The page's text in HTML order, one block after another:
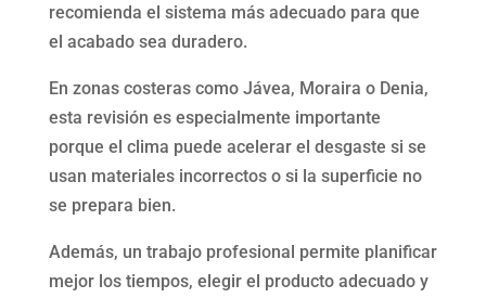
recomienda el sistema más adecuado para que
el acabado sea duradero.
En zonas costeras como Jávea, Moraira o Denia,
esta revisión es especialmente importante
porque el clima puede acelerar el desgaste si se
usan materiales incorrectos o si la superficie no
se prepara bien.
Además, un trabajo profesional permite planificar
mejor los tiempos, elegir el producto adecuado y